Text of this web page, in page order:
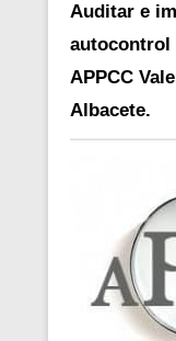
Auditar e
autocontrol
APPCC
Albacete.